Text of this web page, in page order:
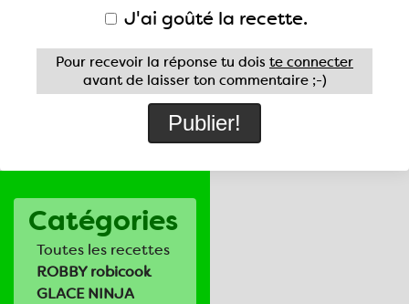
Catégories
Toutes les recettes
ROBBY robicook
GLACE NINJA
J'ai goûté la recette.
Pour recevoir la réponse tu dois te connecter
avant de laisser ton commentaire ;-)